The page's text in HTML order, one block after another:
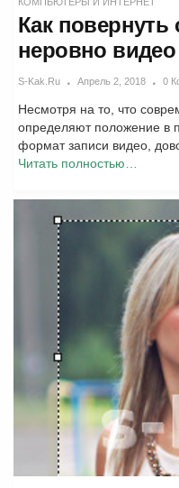
Как повернуть
неровно видео
S-Kak.ru Апрель 2, 2018 0
Несмотря на то, что
определяют положение в
формат записи видео,
Читать полностью…